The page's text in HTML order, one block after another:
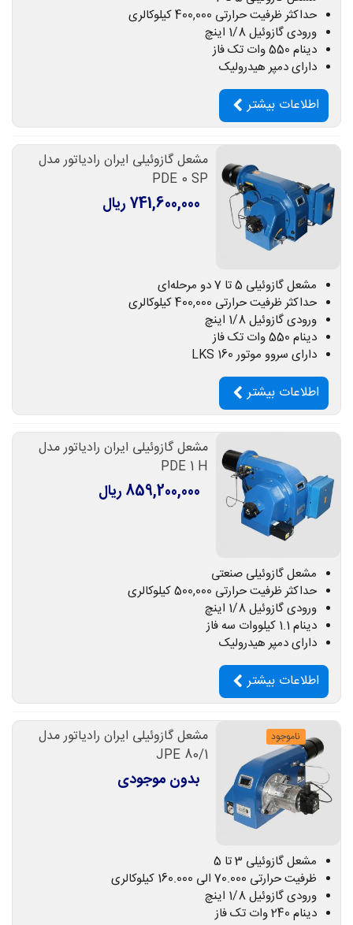
حداکثر ظرفیت حرارتی 400,000 کیلوکالری
ورودی گازوئیل 1/8 اینچ
دینام 550 وات تک فاز
دارای دمپر هیدرولیک
اطلاعات بیشتر
مشعل گازوئیلی ایران رادیاتور مدل
PDE 0 SP
741,600,000 ریال
مشعل گازوئیلی 5 تا 7 دو مرحله‌ای
حداکثر ظرفیت حرارتی 400,000 کیلوکالری
ورودی گازوئیل 1/8 اینچ
دینام 550 وات تک فاز
دارای سروو موتور LKS 160
اطلاعات بیشتر
مشعل گازوئیلی ایران رادیاتور مدل
PDE 1 H
859,200,000 ریال
مشعل گازوئیلی صنعتی
حداکثر ظرفیت حرارتی 500,000 کیلوکالری
ورودی گازوئیل 1/8 اینچ
دینام 1.1 کیلووات سه فاز
دارای دمپر هیدرولیک
اطلاعات بیشتر
ناموجود
مشعل گازوئیلی ایران رادیاتور مدل
JPE 80/1
بدون موجودی
مشعل گازوئیلی 3 تا 5
ظرفیت حرارتی 70.000 الی 160.000 کیلوکالری
ورودی گازوئیل 1/8 اینچ
دینام 240 وات تک فاز